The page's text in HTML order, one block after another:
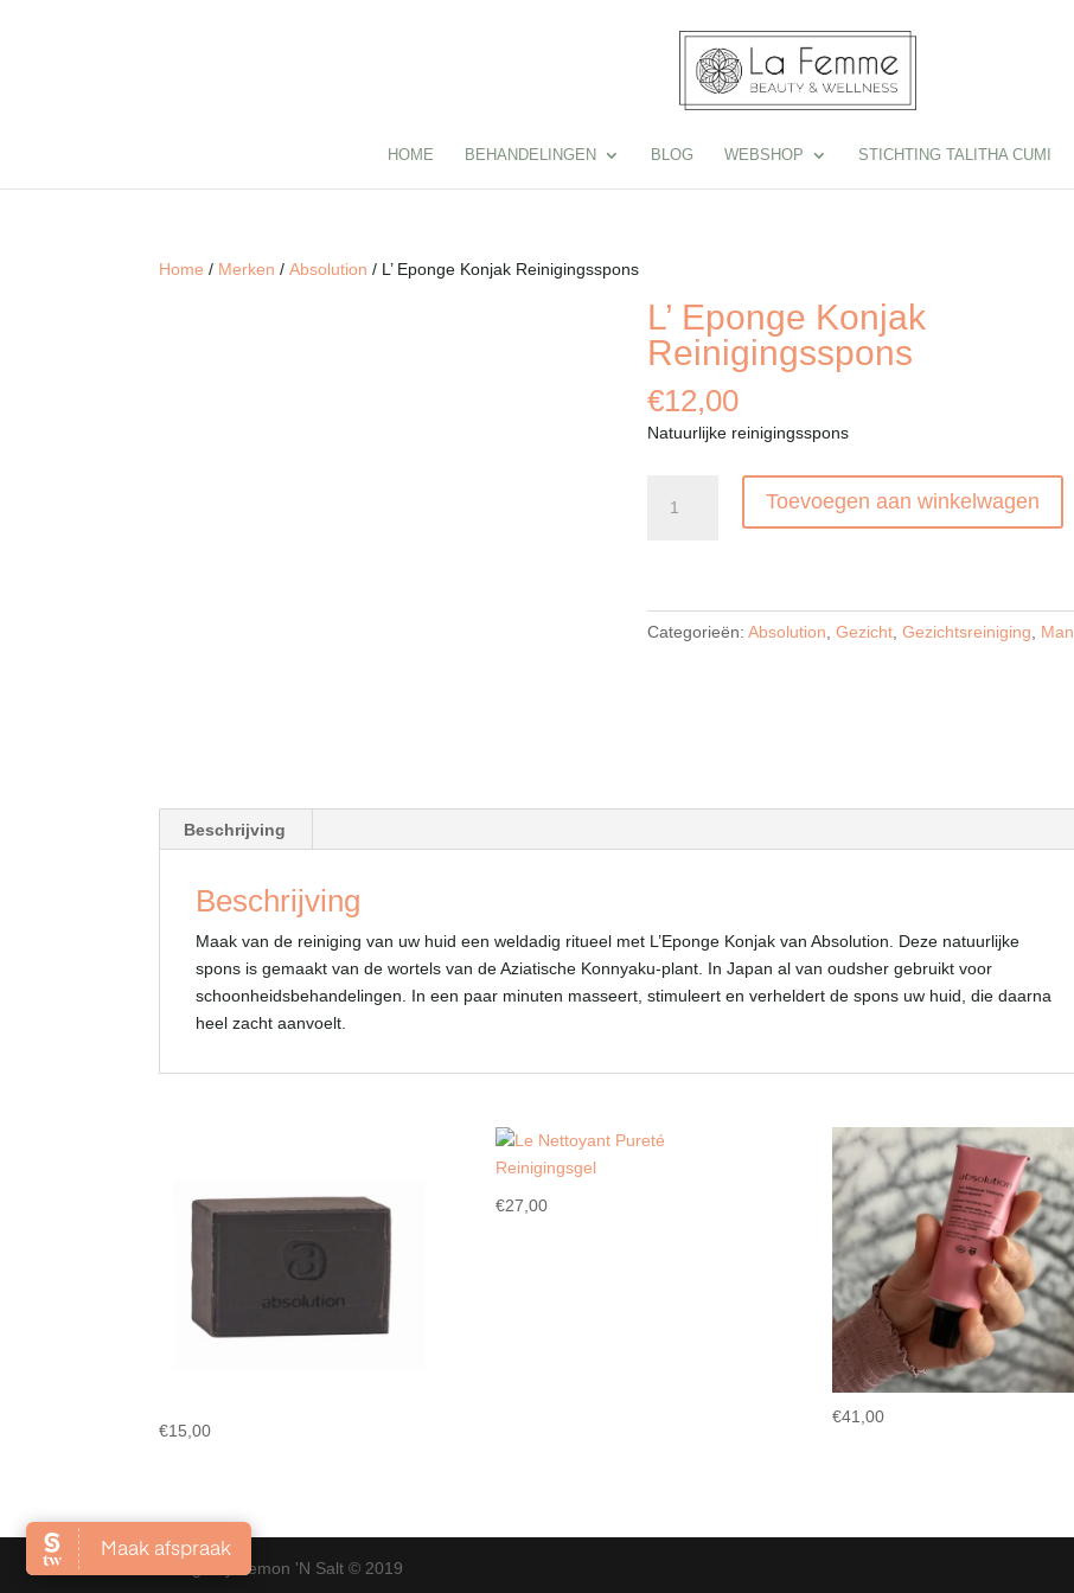
HOME BEHANDELINGEN BLOG WEBSHOP STICHTING TALITHA CUMI
Home / Merken /Absolution / L’ Eponge Konjak Reinigingsspons
L’ Eponge Konjak
Reinigingsspons
€12,00
Natuurlijke reinigingsspons
Eponge
Toevoegen aan winkelwagen
Categorieën:Absolution ,Gezicht ,Gezichtsreiniging Man
Beschrijving
Beschrijving
Maak van de reiniging van uw huid een weldadig ritueel met L’Eponge Konjak van Absolution. Deze natuurlijke
spons is gemaakt van de wortels van de Aziatische Konnyaku-plant. In Japan al van oudsher gebruikt voor
schoonheidsbehandelingen. In een paar minuten masseert, stimuleert en verheldert de spons uw huid, die daarna
heel zacht aanvoelt.
€15,00
€27,00
€41,00
Design by Lemon 'N Salt © 2019